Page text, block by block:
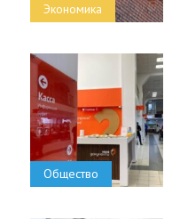
Экономика
Общество